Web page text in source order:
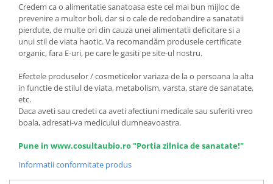
Credem ca o alimentatie sanatoasa este cel mai bun mijloc de
prevenire a multor boli, dar si o cale de redobandire a sanatatii
pierdute, de multe ori din cauza unei alimentatii deficitare si a
unui stil de viata haotic. Va recomandăm produsele certificate
organic, fara E-uri, pe care le gasiti pe site-ul nostru.
Efectele produselor / cosmeticelor variaza de la o persoana la alta
in functie de stilul de viata, metabolism, varsta, stare de sanatate,
etc.
Daca aveti sau credeti ca aveti afectiuni medicale sau suferiti vreo
boala, adresati-va medicului dumneavoastra.
Pune in www.cosultaubio.ro "Portia zilnica de sanatate!"
Informatii conformitate produs